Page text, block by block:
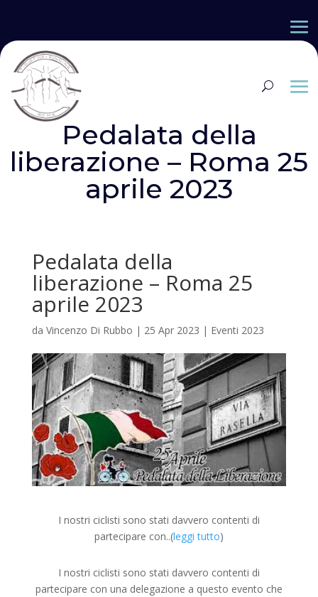
Pedalata della
liberazione – Roma 25
aprile 2023
Pedalata della
liberazione – Roma 25
aprile 2023
da Vincenzo Di Rubbo | 25 Apr 2023 | Eventi 2023
I nostri ciclisti sono stati davvero contenti di
partecipare con..(leggi tutto)
I nostri ciclisti sono stati davvero contenti di
partecipare con una delegazione a questo evento che